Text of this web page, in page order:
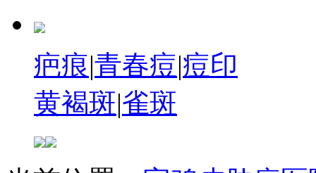
疤痕|青春痘|痘印
黄褐斑|雀斑